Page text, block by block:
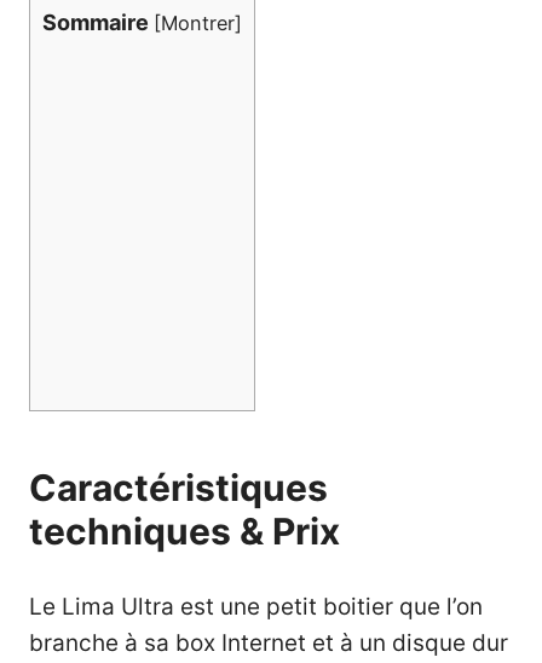
Sommaire [Montrer]
Caractéristiques
techniques & Prix
Le Lima Ultra est une petit boitier que l’on
branche à sa box Internet et à un disque dur